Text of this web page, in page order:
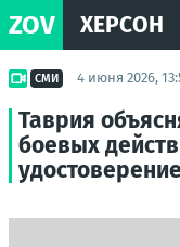
ZOV ХЕРСОН
СМИ 4 июня 2026,
Таврия
боевых